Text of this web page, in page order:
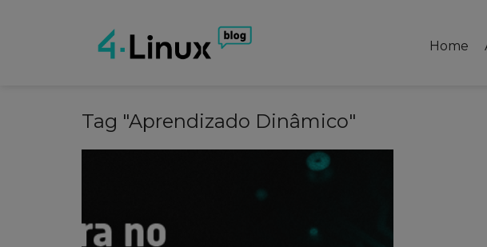
Home
Tag "Aprendizado Dinâmico"